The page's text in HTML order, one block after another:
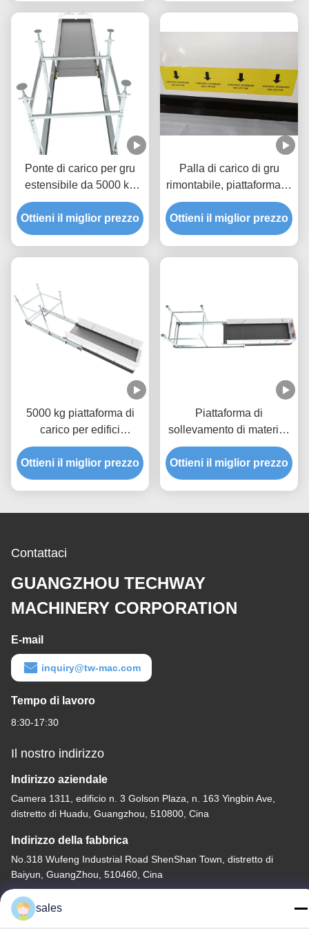
Ponte di carico per gru
estensibile da 5000 kg
con verniciatura
epossidica MLP2800-H
Ottieni il miglior prezzo
Palla di carico di gru
rimontabile, piattaforma di
sollevamento di materiali
da 5000 kg
Ottieni il miglior prezzo
5000 kg piattaforma di
carico per edifici
galvanizzazione a caldo
MLP4200
Ottieni il miglior prezzo
Piattaforma di
sollevamento di materiali
resistente alla ruggine
Ottieni il miglior prezzo
Contattaci
GUANGZHOU TECHWAY
MACHINERY CORPORATION
E-mail
inquiry@tw-mac.com
Tempo di lavoro
8:30-17:30
Il nostro indirizzo
Indirizzo aziendale
Camera 1311, edificio n. 3 Golson Plaza, n. 163 Yingbin Ave,
distretto di Huadu, Guangzhou, 510800, Cina
Indirizzo della fabbrica
No.318 Wufeng Industrial Road ShenShan Town, distretto di
Baiyun, GuangZhou, 510460, Cina
tel
86-20-36969420
sales